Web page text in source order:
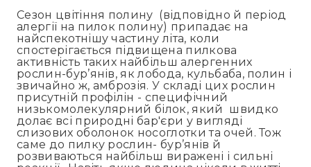
Сезон цвітіння полину (відповідно й період
алергії на пилок полину) припадає на
найспекотнішу частину літа, коли
спостерігається підвищена пилкова
активність таких найбільш алергенних
рослин-бур’янів, як лобода, кульбаба, полин і
звичайно ж, амброзія. У складі цих рослин
присутній профілін - специфічний
низькомолекулярний білок, який швидко
долає всі природні бар'єри у вигляді
слизових оболонок носоглотки та очей. Тож
саме до пилку рослин- бур’янів й
розвиваються найбільш виражені і сильні